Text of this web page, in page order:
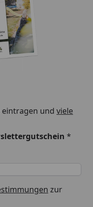
eintragen und viele
*
zur